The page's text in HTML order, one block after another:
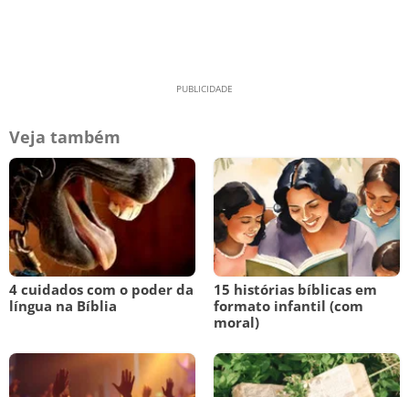
Veja também
4 cuidados com o poder da
língua na Bíblia
15 histórias bíblicas em
formato infantil (com
moral)